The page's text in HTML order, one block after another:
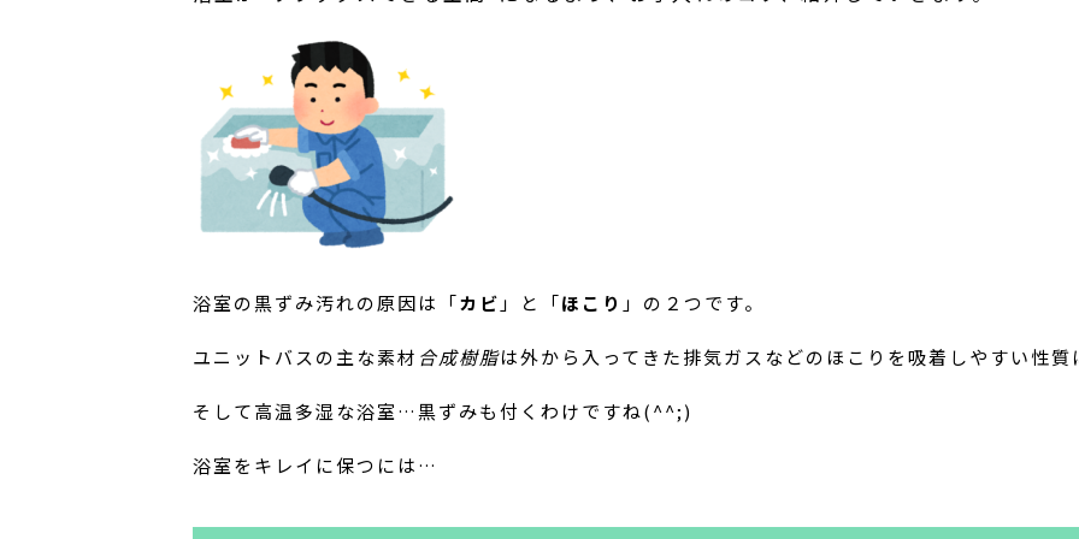
浴室の黒ずみ汚れの原因は「カビ 」と「ほこり 」の２つです。
ユニットバスの主な素材 合成樹脂は外から入ってきた排気ガスなどのほこりを吸着しやすい性質
そして高温多湿な浴室…黒ずみも付くわけですね(^^;)
浴室をキレイに保つには…